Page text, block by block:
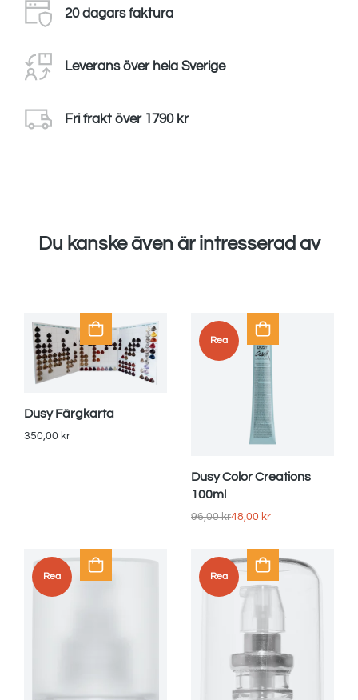
20 dagars faktura
Leverans över hela Sverige
Fri frakt över 1790 kr
Du kanske även är intresserad av
Dusy Färgkarta
350,00 kr
Rea
Dusy Color Creations
100ml
96,00kr48,00 kr
Rea Rea